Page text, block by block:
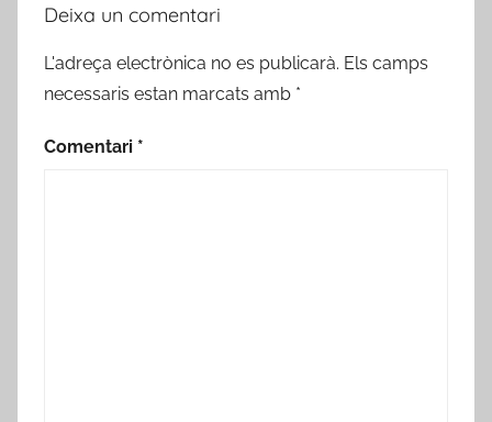
Deixa un comentari
L'adreça electrònica no es publicarà. Els camps
necessaris estan marcats amb *
Comentari *